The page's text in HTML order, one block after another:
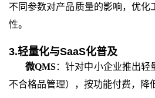
不同参数对产品质量的影响，优化
性。
3.轻量化与SaaS化普及
微QMS：针对中小企业推出轻
不合格品管理），按功能付费，降